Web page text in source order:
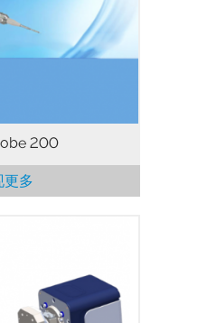
闭环反馈控制
活、易用等特点。
200
更多
轴、端口安装式机械
反馈的压电马达，非